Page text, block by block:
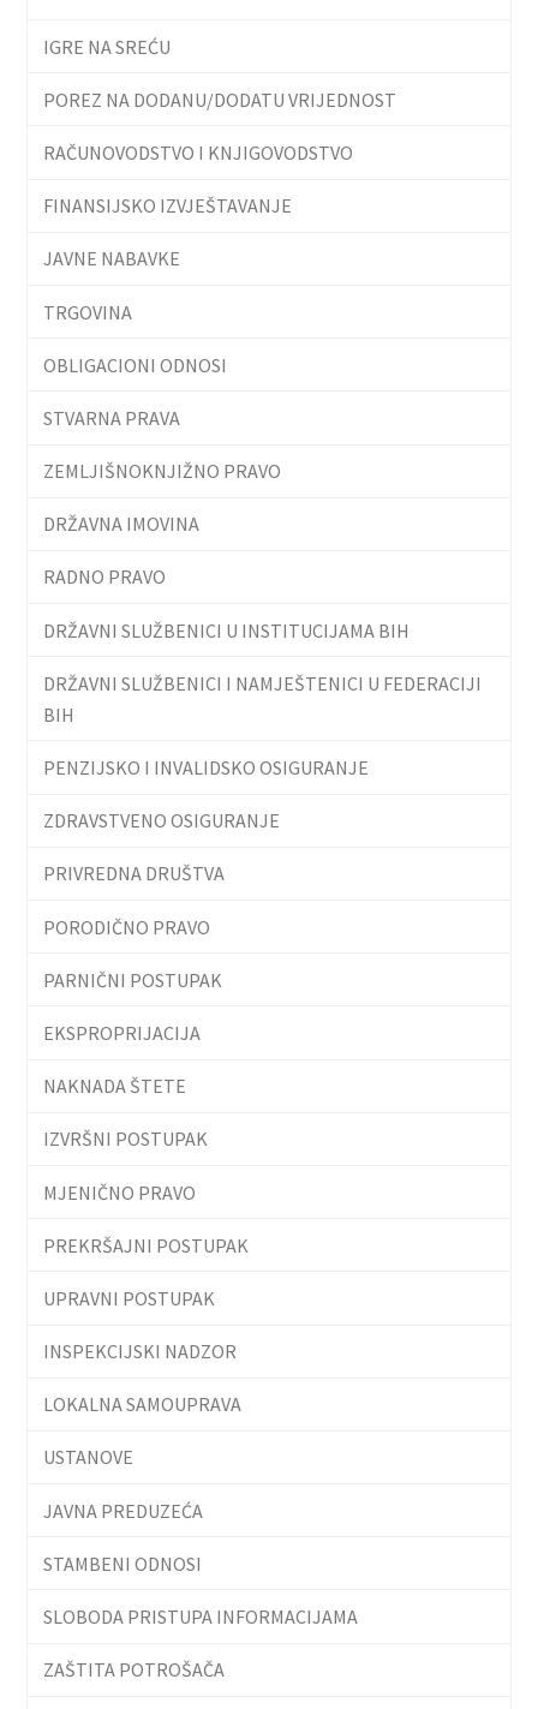
IGRE NA SREĆU
POREZ NA DODANU/DODATU VRIJEDNOST
RAČUNOVODSTVO I KNJIGOVODSTVO
FINANSIJSKO IZVJEŠTAVANJE
JAVNE NABAVKE
TRGOVINA
OBLIGACIONI ODNOSI
STVARNA PRAVA
ZEMLJIŠNOKNJIŽNO PRAVO
DRŽAVNA IMOVINA
RADNO PRAVO
DRŽAVNI SLUŽBENICI U INSTITUCIJAMA BIH
DRŽAVNI SLUŽBENICI I NAMJEŠTENICI U FEDERACIJI
BIH
PENZIJSKO I INVALIDSKO OSIGURANJE
ZDRAVSTVENO OSIGURANJE
PRIVREDNA DRUŠTVA
PORODIČNO PRAVO
PARNIČNI POSTUPAK
EKSPROPRIJACIJA
NAKNADA ŠTETE
IZVRŠNI POSTUPAK
MJENIČNO PRAVO
PREKRŠAJNI POSTUPAK
UPRAVNI POSTUPAK
INSPEKCIJSKI NADZOR
LOKALNA SAMOUPRAVA
USTANOVE
JAVNA PREDUZEĆA
STAMBENI ODNOSI
SLOBODA PRISTUPA INFORMACIJAMA
ZAŠTITA POTROŠAČA